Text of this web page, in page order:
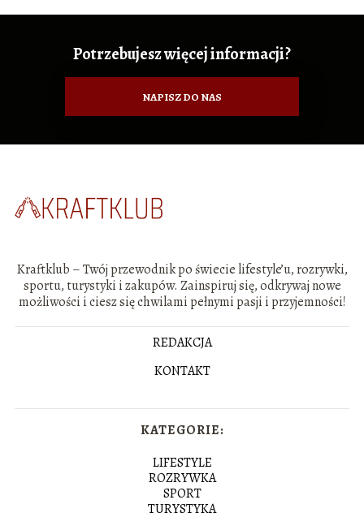
Potrzebujesz więcej informacji?
NAPISZ DO NAS
Kraftklub – Twój przewodnik po świecie lifestyle’u, rozrywki,
sportu, turystyki i zakupów. Zainspiruj się, odkrywaj nowe
możliwości i ciesz się chwilami pełnymi pasji i przyjemności!
REDAKCJA
KONTAKT
KATEGORIE:
LIFESTYLE
ROZRYWKA
SPORT
TURYSTYKA